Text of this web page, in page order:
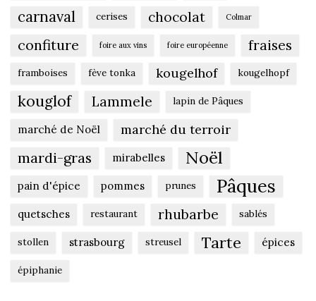
carnaval cerises chocolat Colmar
confiture foire aux vins foire européenne fraises
framboises fève tonka kougelhof kougelhopf
kouglof Lammele lapin de Pâques
marché de Noël marché du terroir
mardi-gras mirabelles Noël
pain d'épice pommes prunes Pâques
quetsches restaurant rhubarbe sablés
stollen strasbourg streusel Tarte épices
épiphanie